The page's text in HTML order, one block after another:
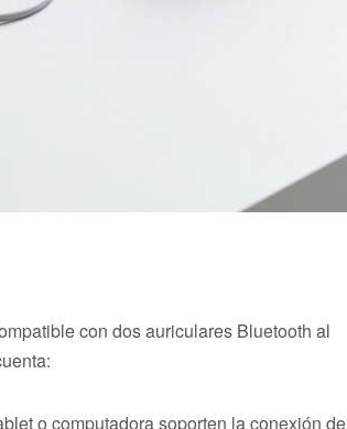
con dos auriculares Bluetooth al
o computadora soporten la conexión de